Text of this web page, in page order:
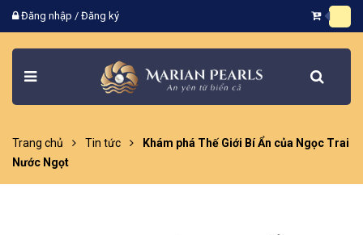
Đăng nhập / Đăng ký
Trang chủ Tin tức
Khám phá Thế Giới Bí Ẩn của Ngọc Trai
Nước Ngọt